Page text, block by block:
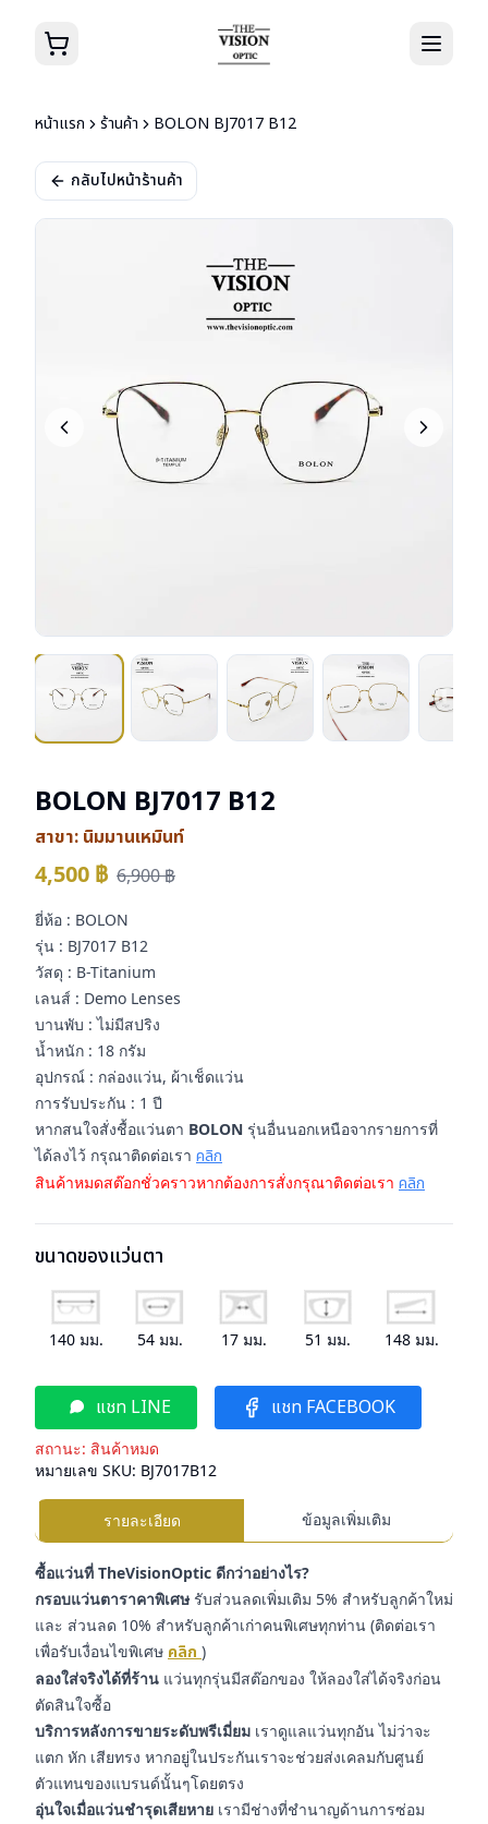
หน้าแรก ร้านค้า BOLON BJ7017 B12
กลับไปหน้าร้านค้า
BOLON BJ7017 B12
สาขา: นิมมานเหมินท์
4,500 ฿ 6,900฿
ยี่ห้อ : BOLON
รุ่น : BJ7017 B12
วัสดุ : B-Titanium
เลนส์ : Demo Lenses
บานพับ : ไม่มีสปริง
น้ำหนัก : 18 กรัม
อุปกรณ์ : กล่องแว่น, ผ้าเช็ดแว่น
การรับประกัน : 1 ปี
หากสนใจสั่งชื้อแว่นตา BOLON รุ่นอื่นนอกเหนือจากรายการที่
ได้ลงไว้ กรุณาติดต่อเรา คลิก
สินค้าหมดสต๊อกชั่วคราวหากต้องการสั่งกรุณาติดต่อเรา คลิก
ขนาดของแว่นตา
140 มม. 54 มม. 17มม. 51 มม. 148มม.
แชท LINE แชท FACEBOOK
สถานะ: สินค้าหมด
หมายเลข SKU: BJ7017B12
รายละเอียด ข้อมูลเพิ่มเติม
ซื้อแว่นที่ TheVisionOptic ดีกว่าอย่างไร?
กรอบแว่นตาราคาพิเศษ รับส่วนลดเพิ่มเติม 5% สำหรับลูกค้าใหม่
และ ส่วนลด 10% สำหรับลูกค้าเก่าคนพิเศษทุกท่าน (ติดต่อเรา
เพื่อรับเงื่อนไขพิเศษ คลิก )
ลองใส่จริงได้ที่ร้าน แว่นทุกรุ่นมีสต๊อกของ ให้ลองใส่ได้จริงก่อน
ตัดสินใจซื้อ
บริการหลังการขายระดับพรีเมี่ยม เราดูแลแว่นทุกอัน ไม่ว่าจะ
แตก หัก เสียทรง หากอยู่ในประกันเราจะช่วยส่งเคลมกับศูนย์
ตัวแทนของแบรนด์นั้นๆโดยตรง
อุ่นใจเมื่อแว่นชำรุดเสียหาย เรามีช่างที่ชำนาญด้านการซ่อม